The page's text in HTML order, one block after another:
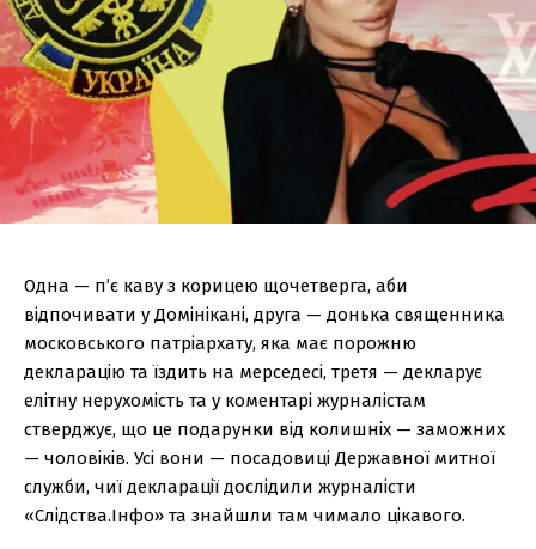
Одна — п’є каву з корицею щочетверга, аби
відпочивати у Домінікані, друга — донька священника
московського патріархату, яка має порожню
декларацію та їздить на мерседесі, третя — декларує
елітну нерухомість та у коментарі журналістам
стверджує, що це подарунки від колишніх — заможних
— чоловіків. Усі вони — посадовиці Державної митної
служби, чиї декларації дослідили журналісти
«Слідства.Інфо» та знайшли там чимало цікавого.